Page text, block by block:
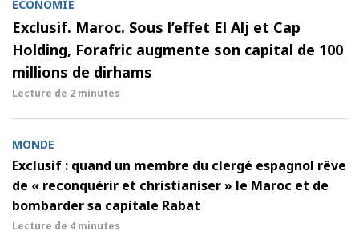
ECONOMIE
Exclusif. Maroc. Sous l’effet El Alj et Cap
Holding, Forafric augmente son capital de 100
millions de dirhams
Lecture de 2 minutes
MONDE
Exclusif : quand un membre du clergé espagnol rêve
de « reconquérir et christianiser » le Maroc et de
bombarder sa capitale Rabat
Lecture de 4 minutes